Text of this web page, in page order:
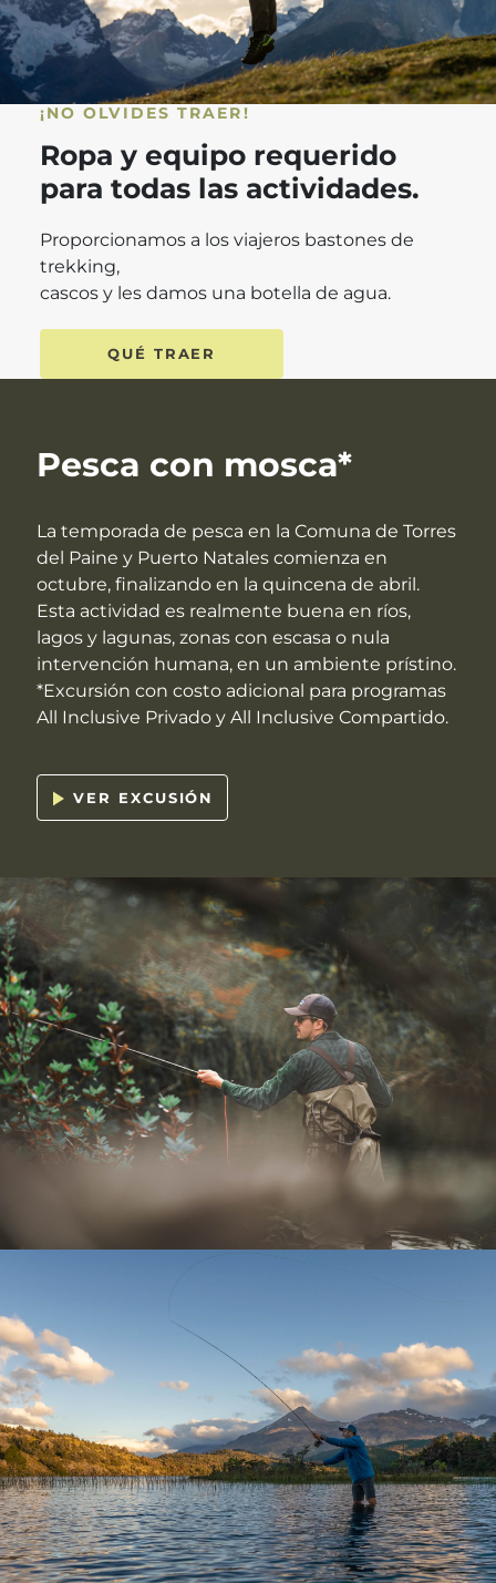
¡NO OLVIDES TRAER!
Ropa y equipo requerido
para todas las actividades.
Proporcionamos a los viajeros bastones de
trekking,
cascos y les damos una botella de agua.
QUÉ TRAER
Pesca con mosca*
La temporada de pesca en la Comuna de Torres
del Paine y Puerto Natales comienza en
octubre, finalizando en la quincena de abril.
Esta actividad es realmente buena en ríos,
lagos y lagunas, zonas con escasa o nula
intervención humana, en un ambiente prístino.
*Excursión con costo adicional para programas
All Inclusive Privado y All Inclusive Compartido.
VER EXCUSIÓN